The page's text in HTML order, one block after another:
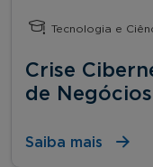
Tecnologia e
Crise
de Negócios
Saiba mais